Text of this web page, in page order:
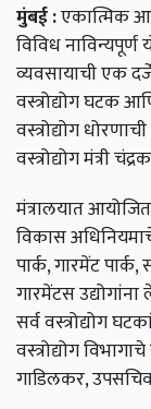
मुंबई :एकात्मिक
विविध
व्यवसायाची एक
वस्त्रोद्योग घटक
वस्त्रोद्योग
वस्त्रोद्योग मंत्री
मंत्रालयात आयोजित
विकास
पार्क, गारमेंट
गारमेंटस
सर्व वस्त्रोद्योग
वस्त्रोद्योग
गाडिलकर,